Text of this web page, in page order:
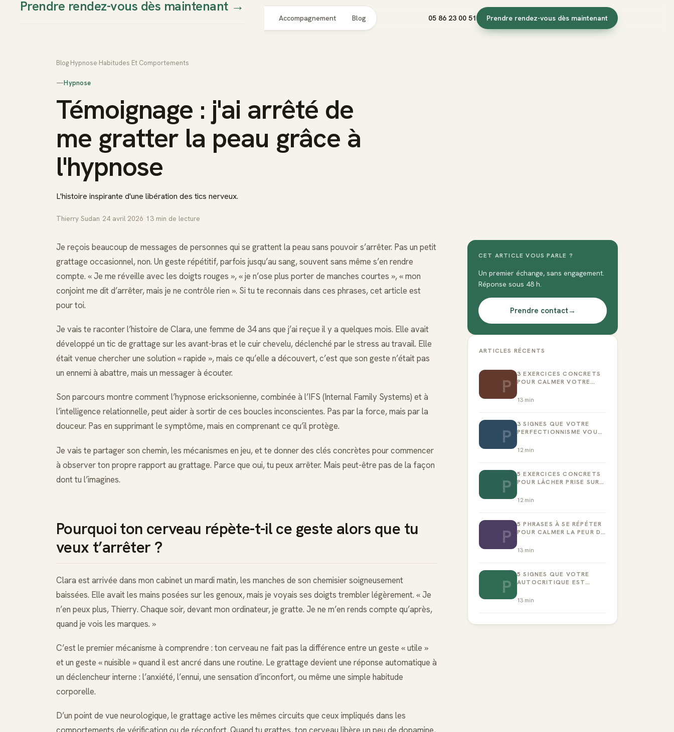
Accompagnement Blog 05 86 23 00 51 Prendre rendez-vous dès maintenant
Prendre rendez-vous dès maintenant→
Blog Hypnose Habitudes Et Comportements
—Hypnose
Témoignage : j'ai arrêté de
me gratter la peau grâce à
l'hypnose
L'histoire inspirante d'une libération des tics nerveux.
Thierry Sudan 24 avril 2026 13 min de lecture
Je reçois beaucoup de messages de personnes qui se grattent la peau sans pouvoir s’arrêter. Pas un petit
grattage occasionnel, non. Un geste répétitif, parfois jusqu’au sang, souvent sans même s’en rendre
compte. « Je me réveille avec les doigts rouges », « je n’ose plus porter de manches courtes », « mon
conjoint me dit d’arrêter, mais je ne contrôle rien ». Si tu te reconnais dans ces phrases, cet article est
pour toi.
Je vais te raconter l’histoire de Clara, une femme de 34 ans que j’ai reçue il y a quelques mois. Elle avait
développé un tic de grattage sur les avant-bras et le cuir chevelu, déclenché par le stress au travail. Elle
était venue chercher une solution « rapide », mais ce qu’elle a découvert, c’est que son geste n’était pas
un ennemi à abattre, mais un messager à écouter.
Son parcours montre comment l’hypnose ericksonienne, combinée à l’IFS (Internal Family Systems) et à
l’intelligence relationnelle, peut aider à sortir de ces boucles inconscientes. Pas par la force, mais par la
douceur. Pas en supprimant le symptôme, mais en comprenant ce qu’il protège.
Je vais te partager son chemin, les mécanismes en jeu, et te donner des clés concrètes pour commencer
à observer ton propre rapport au grattage. Parce que oui, tu peux arrêter. Mais peut-être pas de la façon
dont tu l’imagines.
Pourquoi ton cerveau répète-t-il ce geste alors que tu
veux t’arrêter ?
Clara est arrivée dans mon cabinet un mardi matin, les manches de son chemisier soigneusement
baissées. Elle avait les mains posées sur les genoux, mais je voyais ses doigts trembler légèrement. « Je
n’en peux plus, Thierry. Chaque soir, devant mon ordinateur, je gratte. Je ne m’en rends compte qu’après,
quand je vois les marques. »
C’est le premier mécanisme à comprendre : ton cerveau ne fait pas la différence entre un geste « utile »
et un geste « nuisible » quand il est ancré dans une routine. Le grattage devient une réponse automatique à
un déclencheur interne : l’anxiété, l’ennui, une sensation d’inconfort, ou même une simple habitude
corporelle.
D’un point de vue neurologique, le grattage active les mêmes circuits que ceux impliqués dans les
CET ARTICLE VOUS PARLE ?
Un premier échange, sans engagement.
Réponse sous 48 h.
Prendre contact→
ARTICLES RÉCENTS
P
3 EXERCICES CONCRETS
POUR CALMER VOTRE
13 min
P
3 SIGNES QUE VOTRE
PERFECTIONNISME VOUS
12min
P
5 EXERCICES CONCRETS
POUR LÂCHER PRISE SUR
12min
P
5 PHRASES À SE RÉPÉTER
POUR CALMER LA PEUR DE
13 min
P
5 SIGNES QUE VOTRE
AUTOCRITIQUE EST
13 min